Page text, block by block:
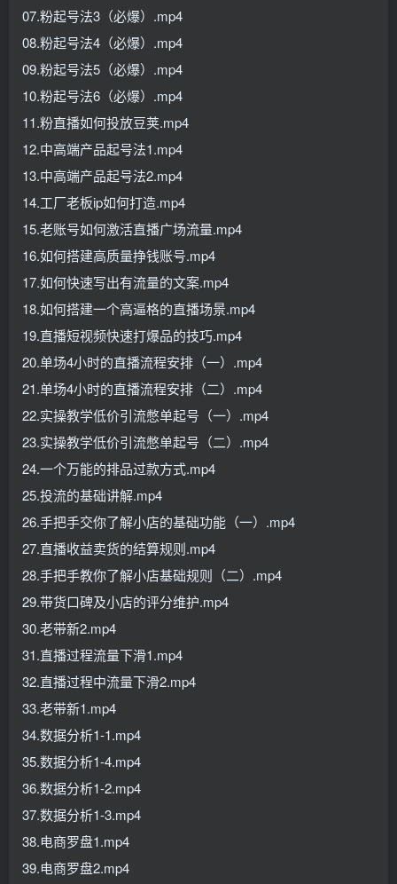
07.粉起号法3（必爆）.mp4
08.粉起号法4（必爆）.mp4
09.粉起号法5（必爆）.mp4
10.粉起号法6（必爆）.mp4
11.粉直播如何投放豆荚.mp4
12.中高端产品起号法1.mp4
13.中高端产品起号法2.mp4
14.工厂老板ip如何打造.mp4
15.老账号如何激活直播广场流量.mp4
16.如何搭建高质量挣钱账号.mp4
17.如何快速写出有流量的文案.mp4
18.如何搭建一个高逼格的直播场景.mp4
19.直播短视频快速打爆品的技巧.mp4
20.单场4小时的直播流程安排（一）.mp4
21.单场4小时的直播流程安排（二）.mp4
22.实操教学低价引流憋单起号（一）.mp4
23.实操教学低价引流憋单起号（二）.mp4
24.一个万能的排品过款方式.mp4
25.投流的基础讲解.mp4
26.手把手交你了解小店的基础功能（一）.mp4
27.直播收益卖货的结算规则.mp4
28.手把手教你了解小店基础规则（二）.mp4
29.带货口碑及小店的评分维护.mp4
30.老带新2.mp4
31.直播过程流量下滑1.mp4
32.直播过程中流量下滑2.mp4
33.老带新1.mp4
34.数据分析1-1.mp4
35.数据分析1-4.mp4
36.数据分析1-2.mp4
37.数据分析1-3.mp4
38.电商罗盘1.mp4
39.电商罗盘2.mp4